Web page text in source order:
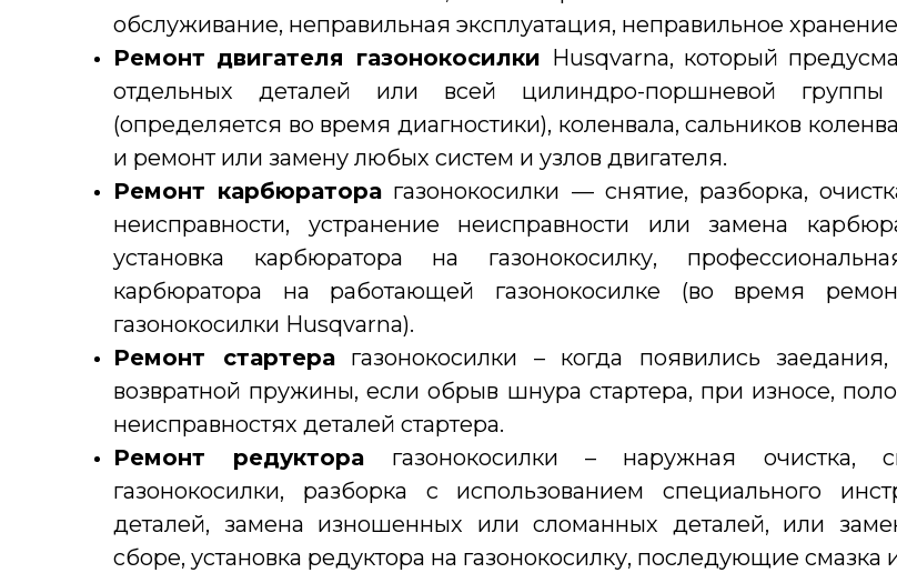
обслуживание, неправильная эксплуатация, неправильное
Ремонт двигателя газонокосилки Husqvarna, который
отдельных деталей или всей цилиндро-поршневой группы
(определяется во время диагностики), коленвала, сальников
и ремонт или замену любых систем и узлов двигателя.
Ремонт карбюратора газонокосилки — снятие, разборка,
неисправности, устранение неисправности или замена
установка карбюратора на газонокосилку,
карбюратора на работающей газонокосилке (во время
газонокосилки Husqvarna).
Ремонт стартерагазонокосилки – когда появились заедания,
возвратной пружины, если обрыв шнура стартера, при износе,
неисправностях деталей стартера.
Ремонт редуктора газонокосилки – наружная очистка,
газонокосилки, разборка с использованием специального
деталей, замена изношенных или сломанных деталей, или
сборе, установка редуктора на газонокосилку, последующие смазка